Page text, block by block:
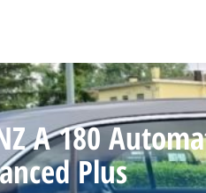
A 180
Plus